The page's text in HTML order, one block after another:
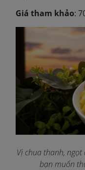
Giá tham khảo:
Vị chua thanh,
bạn muốn